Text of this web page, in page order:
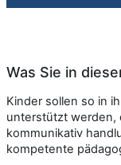
Was Sie in
Kinder sollen so in
unterstützt werden,
kommunikativ
kompetente